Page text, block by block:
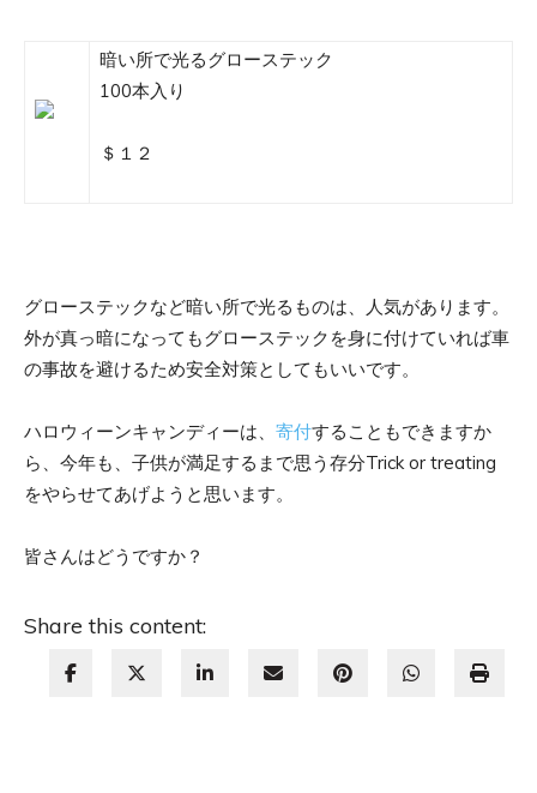
暗い所で光るグローステック
100本入り
＄１２
グローステックなど暗い所で光るものは、人気があります。
外が真っ暗になってもグローステックを身に付けていれば車
の事故を避けるため安全対策としてもいいです。
ハロウィーンキャンディーは、 寄付することもできますか
ら、今年も、子供が満足するまで思う存分Trick or treating
をやらせてあげようと思います。
皆さんはどうですか？
Share this content: